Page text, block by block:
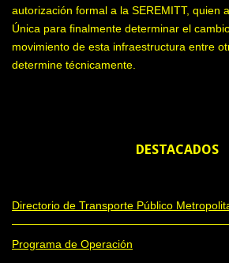
autorización formal a la SEREMITT, quien
Única para finalmente determinar el
movimiento de esta infraestructura entre
determine técnicamente.
DESTACADOS
Directorio de Transporte Público
Programa de Operación